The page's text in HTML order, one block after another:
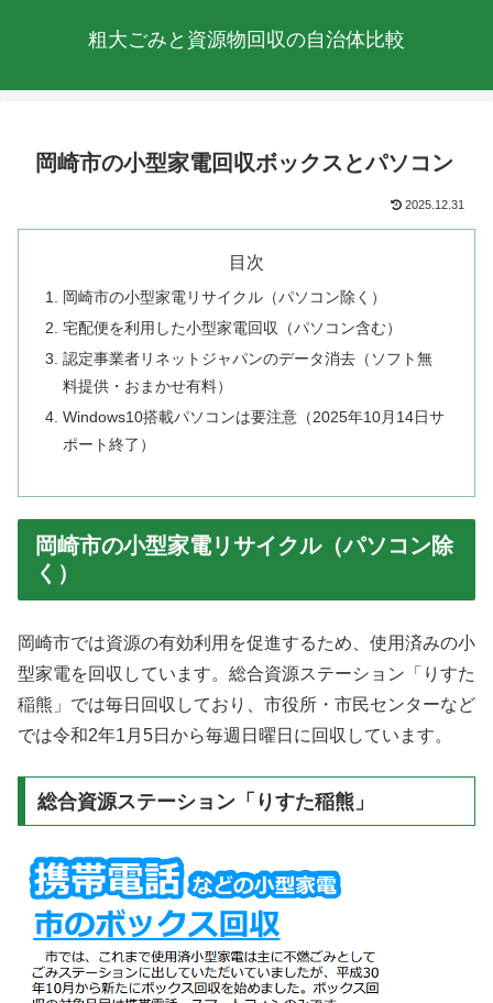
粗大ごみと資源物回収の自治体比較
岡崎市の小型家電回収ボックスとパソコン
2025.12.31
目次
岡崎市の小型家電リサイクル（パソコン除く）
宅配便を利用した小型家電回収（パソコン含む）
認定事業者リネットジャパンのデータ消去（ソフト無
料提供・おまかせ有料）
Windows10搭載パソコンは要注意（2025年10月14日サ
ポート終了）
岡崎市の小型家電リサイクル（パソコン除
く）
岡崎市では資源の有効利用を促進するため、使用済みの小
型家電を回収しています。総合資源ステーション「りすた
稲熊」では毎日回収しており、市役所・市民センターなど
では令和2年1月5日から毎週日曜日に回収しています。
総合資源ステーション「りすた稲熊」